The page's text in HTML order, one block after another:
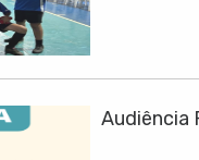
Audiência